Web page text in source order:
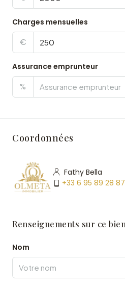
Charges mensuelles
€
Assurance emprunteur
%
Coordonnées
Fathy Bella
+33 6 95 89 28 87
Renseignements sur ce bien
Nom